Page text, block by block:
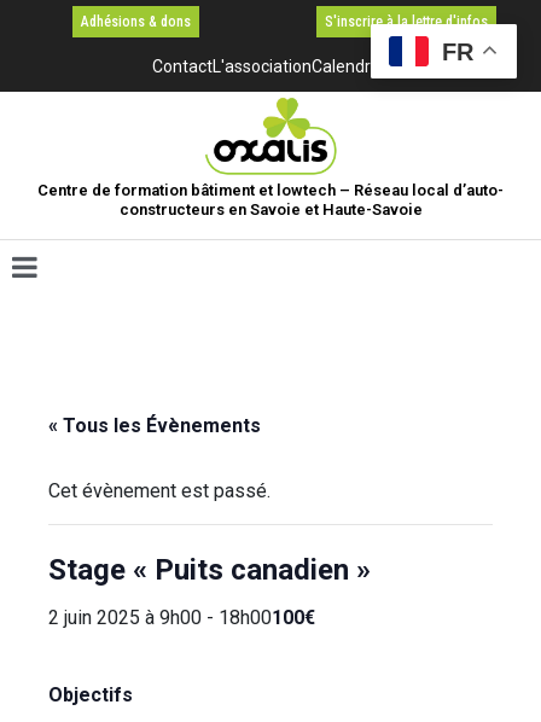
Adhésions & dons S'inscrire à la lettre d'infos
ContactL'associationCalendrier
Centre de formation bâtiment et lowtech – Réseau local d’auto-
constructeurs en Savoie et Haute-Savoie
« Tous les Évènements
Cet évènement est passé.
Stage « Puits canadien »
2 juin 2025 à 9h00 - 18h00100€
Objectifs
FR